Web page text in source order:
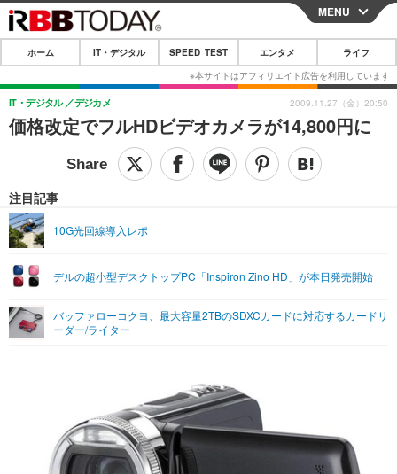
CLOSE
ホーム
IT・デジタル
IT・デジタルTOP スマートフォン
ネタ ガジェット・ツール
SPEED TEST
エンタメ
音楽 スポーツ
グラビア ブログ
ライフ
ペット ショッピング
その他
リリース一覧
プッシュ通知の停止方法
MENU
ホーム IT・デジタル SPEED TEST エンタメ ライフ
価格改定でフルHDビデオカメラが14,800円に
IT・デジタル デジカメ
注目記事
10G光回線導入レポ
デルの超小型デスクトップPC「Inspiron Zino HD」が本日発売開始
バッファローコクヨ、最大容量2TBのSDXCカードに対応するカードリ
ーダー/ライター
2009.11.27（金）20:50